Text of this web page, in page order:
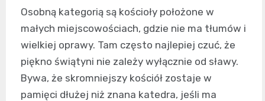
Osobną kategorią są kościoły położone w
małych miejscowościach, gdzie nie ma tłumów i
wielkiej oprawy. Tam często najlepiej czuć, że
piękno świątyni nie zależy wyłącznie od sławy.
Bywa, że skromniejszy kościół zostaje w
pamięci dłużej niż znana katedra, jeśli ma